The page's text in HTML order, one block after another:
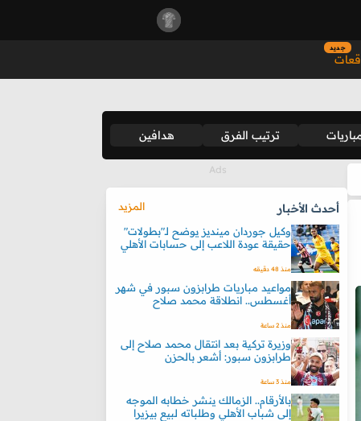
جديد
ترتيب الفرق هدافين
أحدث الأخبار
المزيد
وكيل جوردان مينديز يوضح لـ"بطولات"
حقيقة عودة اللاعب إلى حسابات الأهلي
منذ 48 دقيقه
مواعيد مباريات طرابزون سبور في شهر
أغسطس.. انطلاقة محمد صلاح
منذ 2 ساعة
وزيرة تركية بعد انتقال محمد صلاح إلى
طرابزون سبور: أشعر بالحزن
منذ 3 ساعة
بالأرقام.. الزمالك ينشر خطابه الموجه
إلى شباب الأهلي وطلباته لبيع بيزيرا